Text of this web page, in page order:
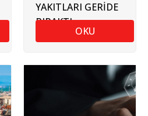
YAKITLARI GERİDE
BIRAKTI
OKU